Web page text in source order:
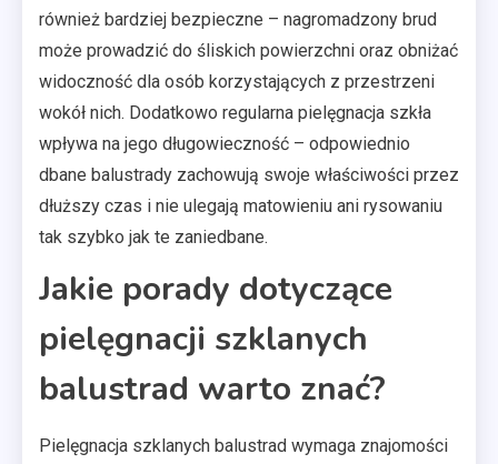
również bardziej bezpieczne – nagromadzony brud
może prowadzić do śliskich powierzchni oraz obniżać
widoczność dla osób korzystających z przestrzeni
wokół nich. Dodatkowo regularna pielęgnacja szkła
wpływa na jego długowieczność – odpowiednio
dbane balustrady zachowują swoje właściwości przez
dłuższy czas i nie ulegają matowieniu ani rysowaniu
tak szybko jak te zaniedbane.
Jakie porady dotyczące
pielęgnacji szklanych
balustrad warto znać?
Pielęgnacja szklanych balustrad wymaga znajomości